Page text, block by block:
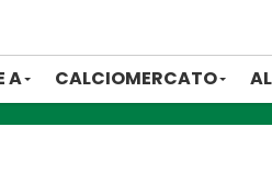
A CALCIOMERCATO